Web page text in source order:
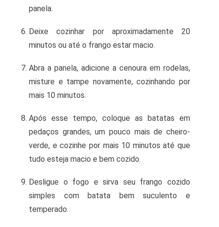
panela.
Deixe cozinhar por aproximadamente 20
minutos ou até o frango estar macio.
Abra a panela, adicione a cenoura em rodelas,
misture e tampe novamente, cozinhando por
mais 10 minutos.
Após esse tempo, coloque as batatas em
pedaços grandes, um pouco mais de cheiro-
verde, e cozinhe por mais 10 minutos até que
tudo esteja macio e bem cozido.
Desligue o fogo e sirva seu frango cozido
simples com batata bem suculento e
temperado.